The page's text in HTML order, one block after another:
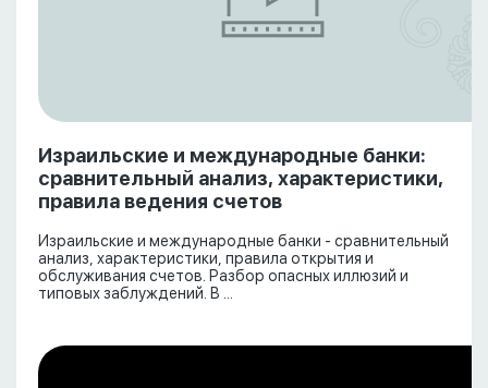
Израильские и международные банки:
сравнительный анализ, характеристики,
правила ведения счетов
Израильские и международные банки - сравнительный
анализ, характеристики, правила открытия и
обслуживания счетов. Разбор опасных иллюзий и
типовых заблуждений. В ...